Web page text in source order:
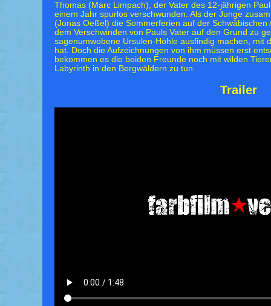
Thomas (Marc Limpach), der Vater des 12-jährigen
einem Jahr spurlos verschwunden. Als der Junge
(Jonas Oeßel) die Sommerferien auf der
dem Verschwinden von Pauls Vater auf den Grund zu
sagenumwobene Ursulen-Höhle ausfindig machen, mit
hat. Doch die Aufzeichnungen von ihm müssen erst
bekommen es die beiden Freunde noch mit wilden
Labyrinth in den Bergwäldern zu tun.
Trailer